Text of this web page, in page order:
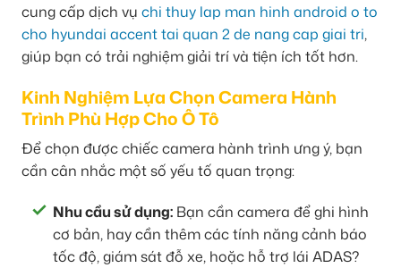
cung cấp dịch vụ chi thuy lap man hinh android o to
cho hyundai accent tai quan 2 de nang cap giai tri,
giúp bạn có trải nghiệm giải trí và tiện ích tốt hơn.
Kinh Nghiệm Lựa Chọn Camera Hành
Trình Phù Hợp Cho Ô Tô
Để chọn được chiếc camera hành trình ưng ý, bạn
cần cân nhắc một số yếu tố quan trọng:
Nhu cầu sử dụng: Bạn cần camera để ghi hình
cơ bản, hay cần thêm các tính năng cảnh báo
tốc độ, giám sát đỗ xe, hoặc hỗ trợ lái ADAS?